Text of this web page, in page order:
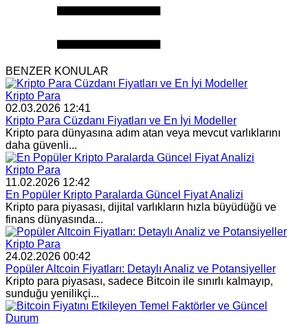
BENZER KONULAR
Kripto Para
02.03.2026 12:41
Kripto Para Cüzdanı Fiyatları ve En İyi Modeller
Kripto para dünyasına adım atan veya mevcut varlıklarını
daha güvenli...
Kripto Para
11.02.2026 12:42
En Popüler Kripto Paralarda Güncel Fiyat Analizi
Kripto para piyasası, dijital varlıkların hızla büyüdüğü ve
finans dünyasında...
Kripto Para
24.02.2026 00:42
Popüler Altcoin Fiyatları: Detaylı Analiz ve Potansiyeller
Kripto para piyasası, sadece Bitcoin ile sınırlı kalmayıp,
sunduğu yenilikçi...